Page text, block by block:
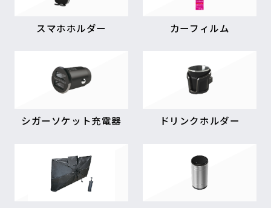
スマホホルダー カーフィルム
シガーソケット充電器 ドリンクホルダー